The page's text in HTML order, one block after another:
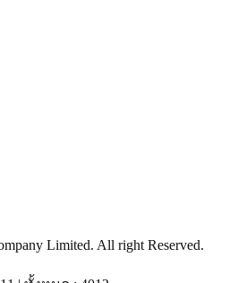
Limited. All right Reserved.